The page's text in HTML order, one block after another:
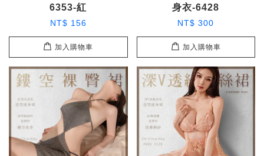
6353-紅
NT$ 156
加入購物車
身衣-6428
NT$ 300
加入購物車